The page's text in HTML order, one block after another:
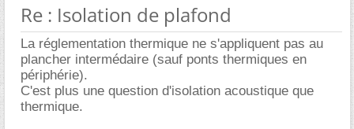
Re : Isolation de plafond
La réglementation thermique ne s'appliquent pas au
plancher intermédaire (sauf ponts thermiques en
périphérie).
C'est plus une question d'isolation acoustique que
thermique.